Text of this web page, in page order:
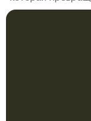
теплый, не